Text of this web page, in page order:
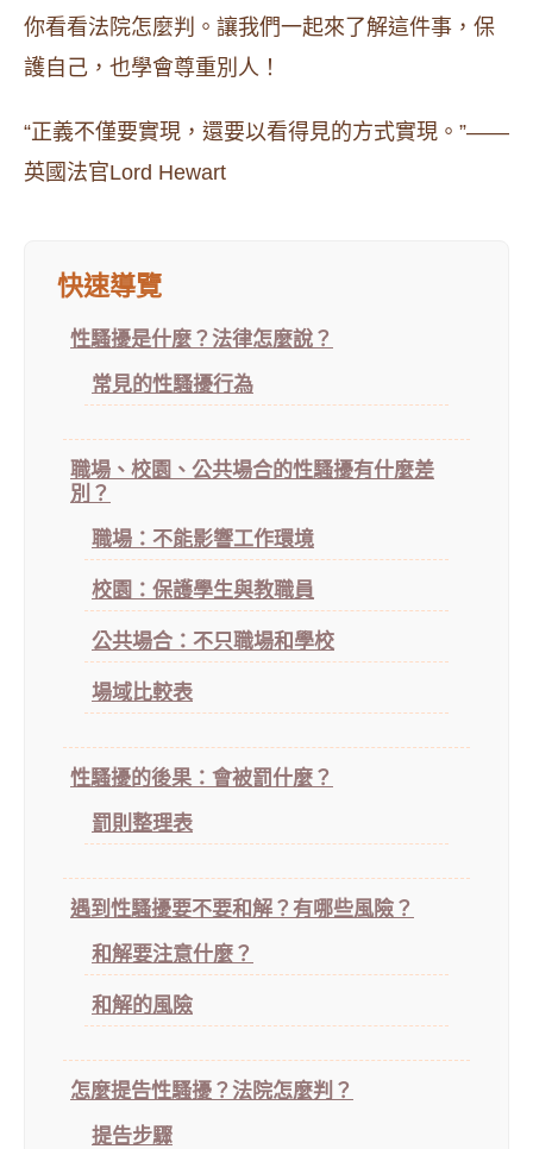
你看看法院怎麼判。讓我們一起來了解這件事，保
護自己，也學會尊重別人！
“正義不僅要實現，還要以看得見的方式實現。”——
英國法官Lord Hewart
快速導覽
性騷擾是什麼？法律怎麼說？
常見的性騷擾行為
職場、校園、公共場合的性騷擾有什麼差
別？
職場：不能影響工作環境
校園：保護學生與教職員
公共場合：不只職場和學校
場域比較表
性騷擾的後果：會被罰什麼？
罰則整理表
遇到性騷擾要不要和解？有哪些風險？
和解要注意什麼？
和解的風險
怎麼提告性騷擾？法院怎麼判？
提告步驟